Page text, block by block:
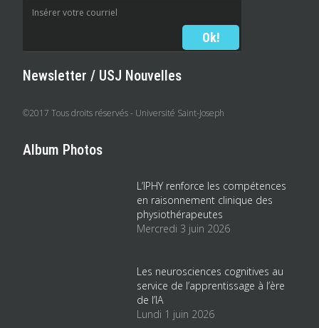
Newsletter / USJ Nouvelles
©2017 Tous droits réservés - Université Saint-Joseph
Album Photos
L’IPHY renforce les compétences
en raisonnement clinique des
physiothérapeutes
Mercredi 3 juin 2026
Les neurosciences cognitives au
service de l’apprentissage à l’ère
de l’IA
Lundi 1 juin 2026